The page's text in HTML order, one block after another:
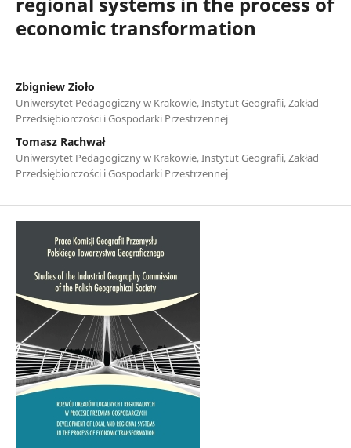
economic transformation
Zbigniew Zioło
Uniwersytet Pedagogiczny w Krakowie, Instytut Geografii, Zakład
Przedsiębiorczości i Gospodarki Przestrzennej
Tomasz Rachwał
Uniwersytet Pedagogiczny w Krakowie, Instytut Geografii, Zakład
Przedsiębiorczości i Gospodarki Przestrzennej